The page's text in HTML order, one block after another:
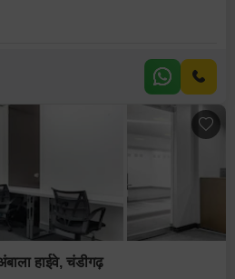
हाईवे, चंडीगढ़